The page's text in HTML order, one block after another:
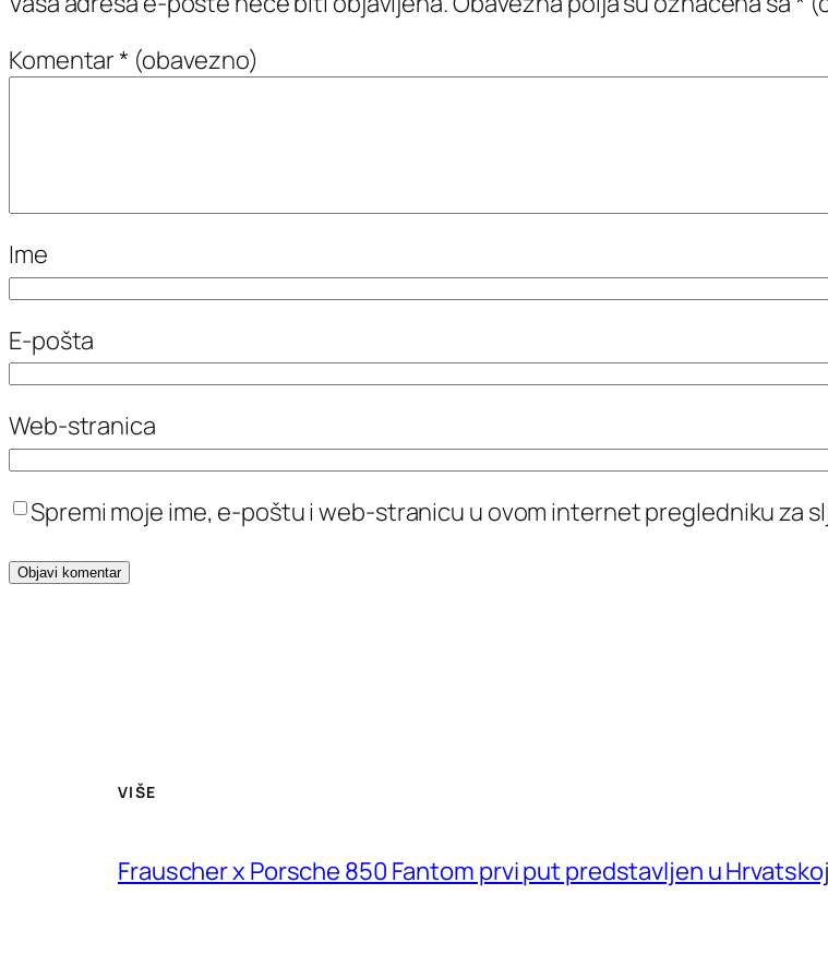
Komentar* (obavezno)
Ime
E-pošta
Web-stranica
Spremi moje ime, e-poštu i web-stranicu u ovom internet pregledniku za
VIŠE
Frauscher x Porsche 850 Fantom prvi put predstavljen u Hrvatskoj